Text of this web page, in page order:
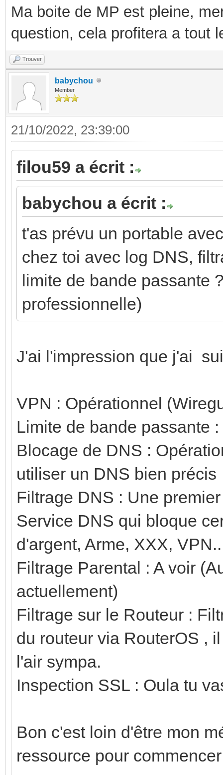
Ma boite de MP est pleine,
question, cela profitera a tout
Trouver
babychou
Member
21/10/2022, 23:39:00
filou59 a écrit :
babychou a écrit :
t'as prévu un portable
chez toi avec log DNS,
limite de bande passante
professionnelle)
J'ai l'impression que j'ai
VPN : Opérationnel
Limite de bande passante
Blocage de DNS :
utiliser un DNS bien précis
Filtrage DNS : Une
Service DNS qui bloque
d'argent, Arme, XXX,
Filtrage Parental : A voir
actuellement)
Filtrage sur le Routeur :
du routeur via RouterOS ,
l'air sympa.
Inspection SSL : Oula tu
Bon c'est loin d'être mon
ressource pour